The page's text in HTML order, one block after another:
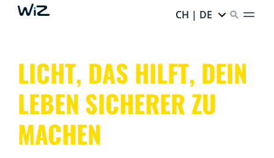
CH | DE
LICHT, DAS HILFT, DEIN
LEBEN SICHERER ZU
MACHEN